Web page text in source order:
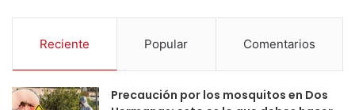
Reciente Popular Comentarios
Precaución por los mosquitos en Dos